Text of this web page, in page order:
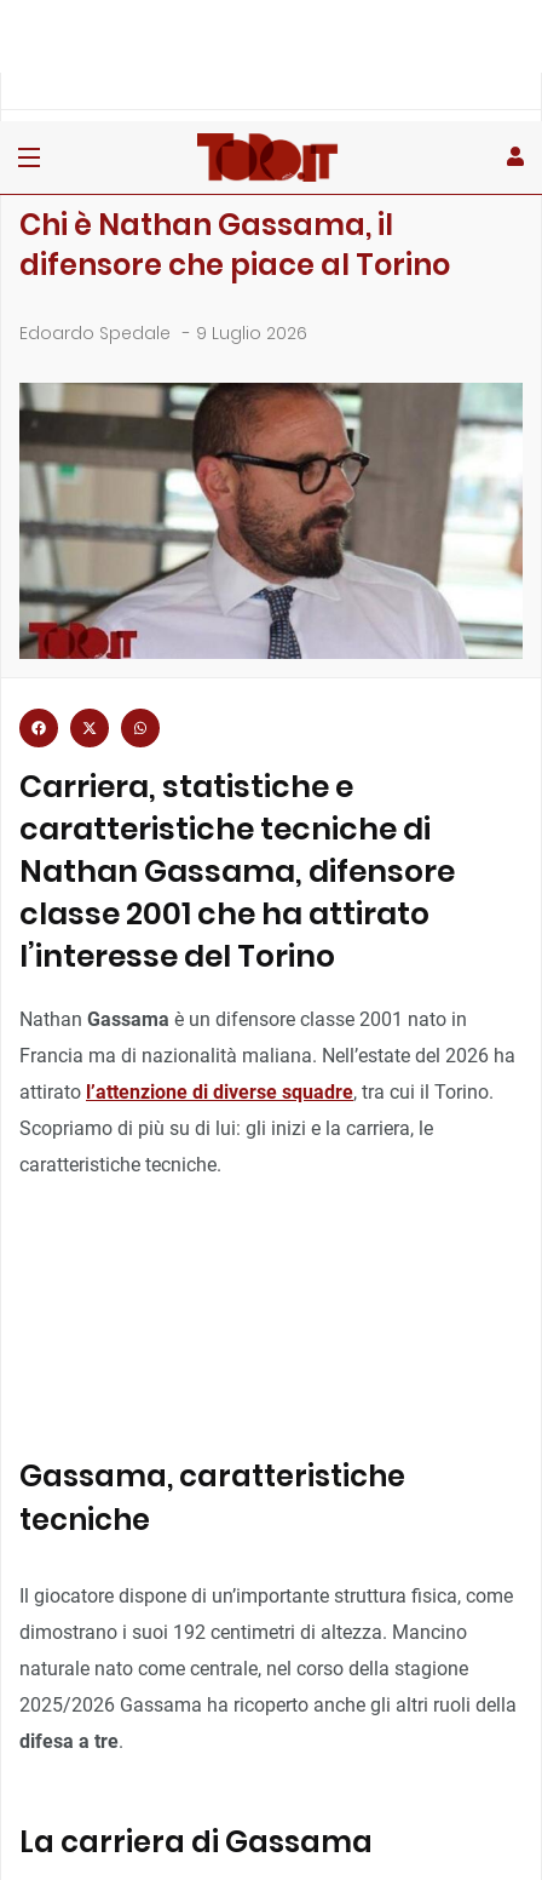
Chi è Nathan Gassama, il
difensore che piace al Torino
Edoardo Spedale - 9 Luglio 2026
Carriera, statistiche e
caratteristiche tecniche di
Nathan Gassama, difensore
classe 2001 che ha attirato
l’interesse del Torino
Nathan Gassama è un difensore classe 2001 nato in
Francia ma di nazionalità maliana. Nell’estate del 2026 ha
attirato l’attenzione di diverse squadre, tra cui il Torino.
Scopriamo di più su di lui: gli inizi e la carriera, le
caratteristiche tecniche.
Gassama, caratteristiche
tecniche
Il giocatore dispone di un’importante struttura fisica, come
dimostrano i suoi 192 centimetri di altezza. Mancino
naturale nato come centrale, nel corso della stagione
2025/2026 Gassama ha ricoperto anche gli altri ruoli della
difesa a tre.
La carriera di Gassama